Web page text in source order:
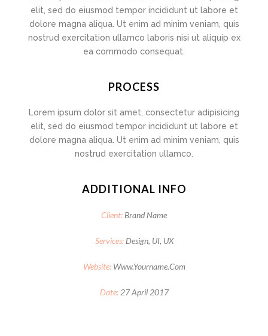
elit, sed do eiusmod tempor incididunt ut labore et
dolore magna aliqua. Ut enim ad minim veniam, quis
nostrud exercitation ullamco laboris nisi ut aliquip ex
ea commodo consequat.
PROCESS
Lorem ipsum dolor sit amet, consectetur adipisicing
elit, sed do eiusmod tempor incididunt ut labore et
dolore magna aliqua. Ut enim ad minim veniam, quis
nostrud exercitation ullamco.
ADDITIONAL INFO
Client: Brand Name
Services: Design, UI, UX
Website: Www.yourname.com
Date: 27 April 2017